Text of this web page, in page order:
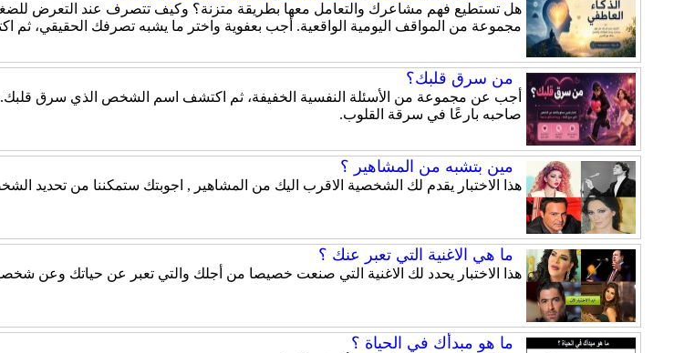
هل تستطيع فهم مشاعرك والتعامل معها بطريقة متزنة؟ وكيف تتصرف عند التعرض
مجموعة من المواقف اليومية الواقعية. أجب بعفوية واختر ما يشبه تصرفك الحقيقي،
من سرق قلبك؟
أجب عن مجموعة من الأسئلة النفسية الخفيفة، ثم اكتشف اسم الشخص الذي سرق قلبك.
صاحبه بارعًا في سرقة القلوب.
مين بتشبه من المشاهير ؟
هذا الاختبار يقدم لك الشخصية الاقرب اليك من المشاهير , اجوبتك ستمكننا من تحديد
ما هي الاغنية التي تعبر عنك ؟
هذا الاختبار يحدد لك الاغنية التي صنعت خصيصا من أجلك والتي تعبر عن حياتك وعن
ما هو مبدأك في الحياة ؟